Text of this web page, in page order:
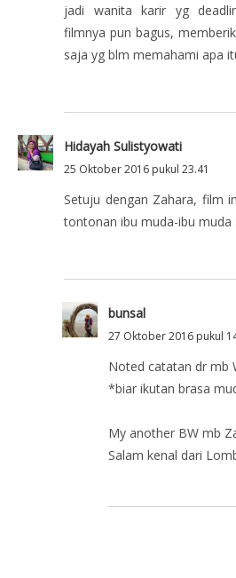
jadi wanita karir yg
filmnya pun bagus,
saja yg blm memahami apa
Hidayah Sulistyowati
25 Oktober 2016 pukul 23.41
Setuju dengan Zahara, film
tontonan ibu muda-ibu muda
bunsal
27 Oktober 2016 pukul
Noted catatan dr mb
*biar ikutan brasa
My another BW mb
Salam kenal dari